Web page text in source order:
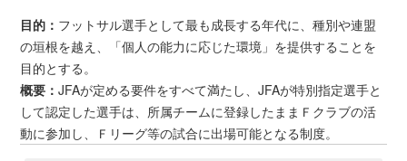
目的： フットサル選手として最も成長する年代に、種別や連盟
の垣根を越え、「個人の能力に応じた環境」を提供することを
目的とする。
概要：JFAが定める要件をすべて満たし、JFAが特別指定選手と
して認定した選手は、所属チームに登録したままＦクラブの活
動に参加し、Ｆリーグ等の試合に出場可能となる制度。